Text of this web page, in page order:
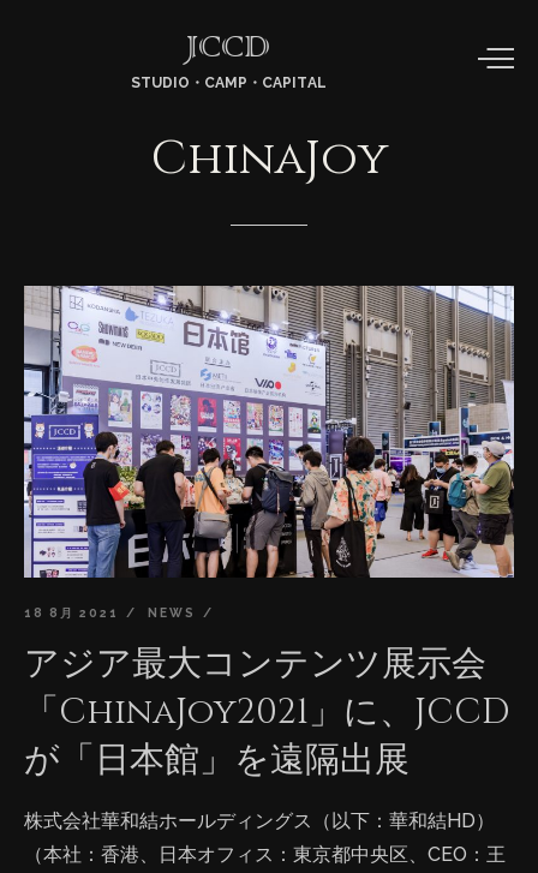
JCCD
STUDIO・CAMP・CAPITAL
ChinaJoy
18 8月 2021 NEWS
アジア最大コンテンツ展示会
「ChinaJoy2021」に、JCCD
が「日本館」を遠隔出展
株式会社華和結ホールディングス（以下：華和結HD）
（本社：香港、日本オフィス：東京都中央区、CEO：王